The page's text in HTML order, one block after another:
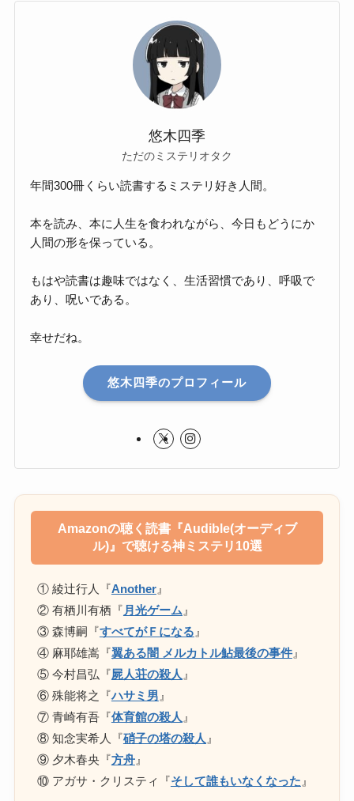
悠木四季
ただのミステリオタク
年間300冊くらい読書するミステリ好き人間。
本を読み、本に人生を食われながら、今日もどうにか
人間の形を保っている。
もはや読書は趣味ではなく、生活習慣であり、呼吸で
あり、呪いである。
幸せだね。
悠木四季のプロフィール
Amazonの聴く読書『Audible(オーディブ
ル)』で聴ける神ミステリ10選
① 綾辻行人『Another』
② 有栖川有栖『 月光ゲーム 』
③ 森博嗣『すべてがＦになる 』
④ 麻耶雄嵩『翼ある闇 メルカトル鮎最後の事件』
⑤ 今村昌弘『屍人荘の殺人 』
⑥ 殊能将之『ハサミ男 』
⑦ 青崎有吾『体育館の殺人 』
⑧ 知念実希人『硝子の塔の殺人 』
⑨ 夕木春央『方舟』
⑩ アガサ・クリスティ『そして誰もいなくなった 』